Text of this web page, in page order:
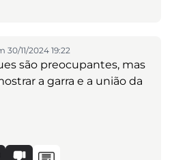
11/2024 19:22
são preocupantes, mas
a garra e a união da